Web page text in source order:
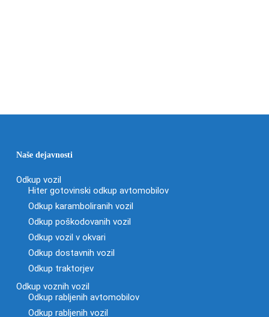
Naše dejavnosti
Odkup vozil
Hiter gotovinski odkup avtomobilov
Odkup karamboliranih vozil
Odkup poškodovanih vozil
Odkup vozil v okvari
Odkup dostavnih vozil
Odkup traktorjev
Odkup voznih vozil
Odkup rabljenih avtomobilov
Odkup rabljenih vozil